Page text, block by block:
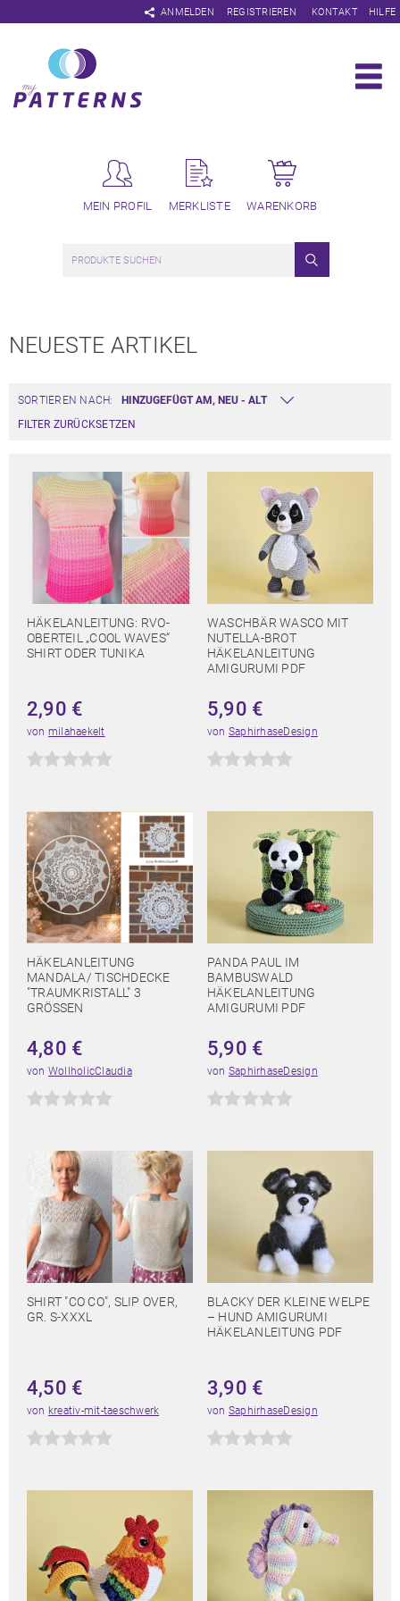
ANMELDEN
Navigation
überspringen
REGISTRIEREN KONTAKT HILFE
MEIN PROFIL MERKLISTE WARENKORB
NEUESTE ARTIKEL
SORTIEREN NACH:
FILTER ZURÜCKSETZEN
HÄKELANLEITUNG: RVO-
OBERTEIL „COOL WAVES“
SHIRT ODER TUNIKA
2,90 €
von milahaekelt
WASCHBÄR WASCO MIT
NUTELLA-BROT
HÄKELANLEITUNG
AMIGURUMI PDF
5,90 €
von SaphirhaseDesign
HÄKELANLEITUNG
MANDALA/ TISCHDECKE
"TRAUMKRISTALL" 3
GRÖSSEN
4,80 €
von WollholicClaudia
PANDA PAUL IM
BAMBUSWALD
HÄKELANLEITUNG
AMIGURUMI PDF
5,90 €
von SaphirhaseDesign
SHIRT "CO CO", SLIP OVER,
GR. S-XXXL
4,50 €
von kreativ-mit-taeschwerk
BLACKY DER KLEINE WELPE
– HUND AMIGURUMI
HÄKELANLEITUNG PDF
3,90 €
von SaphirhaseDesign